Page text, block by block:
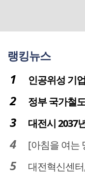
랭킹뉴스
인공위성 기업 컨
정부 국가철도
대전시 2037년 전
[아침을 여는
대전혁신센터,